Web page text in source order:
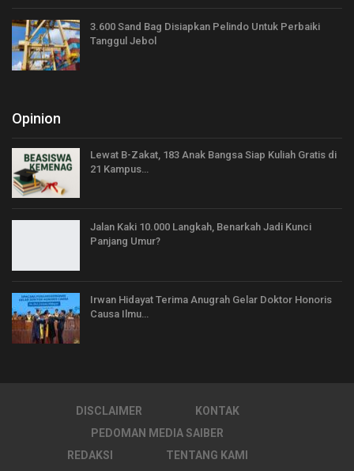
3.600 Sand Bag Disiapkan Pelindo Untuk Perbaiki
Tanggul Jebol
Opinion
Lewat B-Zakat, 183 Anak Bangsa Siap Kuliah Gratis di
21 Kampus…
Jalan Kaki 10.000 Langkah, Benarkah Jadi Kunci
Panjang Umur?
Irwan Hidayat Terima Anugrah Gelar Doktor Honoris
Causa Ilmu…
DISCLAIMER
KONTAK
PEDOMAN MEDIA SAIBER
REDAKSI
TENTANG KAMI